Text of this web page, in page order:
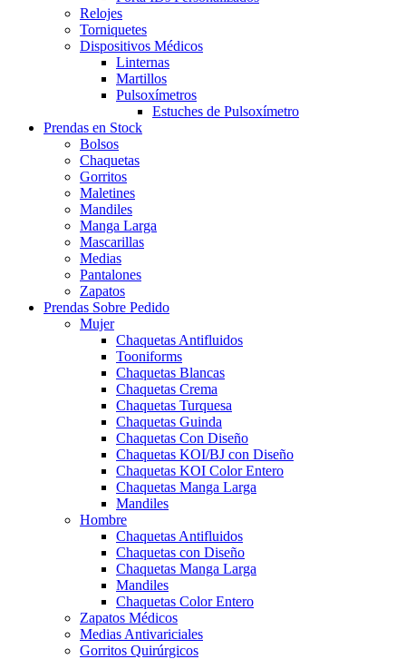
Relojes
Torniquetes
Dispositivos Médicos
Linternas
Martillos
Pulsoxímetros
Estuches de Pulsoxímetro
Prendas en Stock
Bolsos
Chaquetas
Gorritos
Maletines
Mandiles
Manga Larga
Mascarillas
Medias
Pantalones
Zapatos
Prendas Sobre Pedido
Mujer
Chaquetas Antifluidos
Tooniforms
Chaquetas Blancas
Chaquetas Crema
Chaquetas Turquesa
Chaquetas Guinda
Chaquetas Con Diseño
Chaquetas KOI/BJ con Diseño
Chaquetas KOI Color Entero
Chaquetas Manga Larga
Mandiles
Hombre
Chaquetas Antifluidos
Chaquetas con Diseño
Chaquetas Manga Larga
Mandiles
Chaquetas Color Entero
Zapatos Médicos
Medias Antivariciales
Gorritos Quirúrgicos